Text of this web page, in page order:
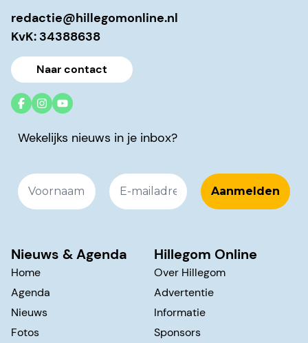
redactie@hillegomonline.nl
KvK: 34388638
Naar contact
Wekelijks nieuws in je inbox?
Nieuws & Agenda
Home
Agenda
Nieuws
Fotos
Hillegom Online
Over Hillegom
Advertentie
Informatie
Sponsors